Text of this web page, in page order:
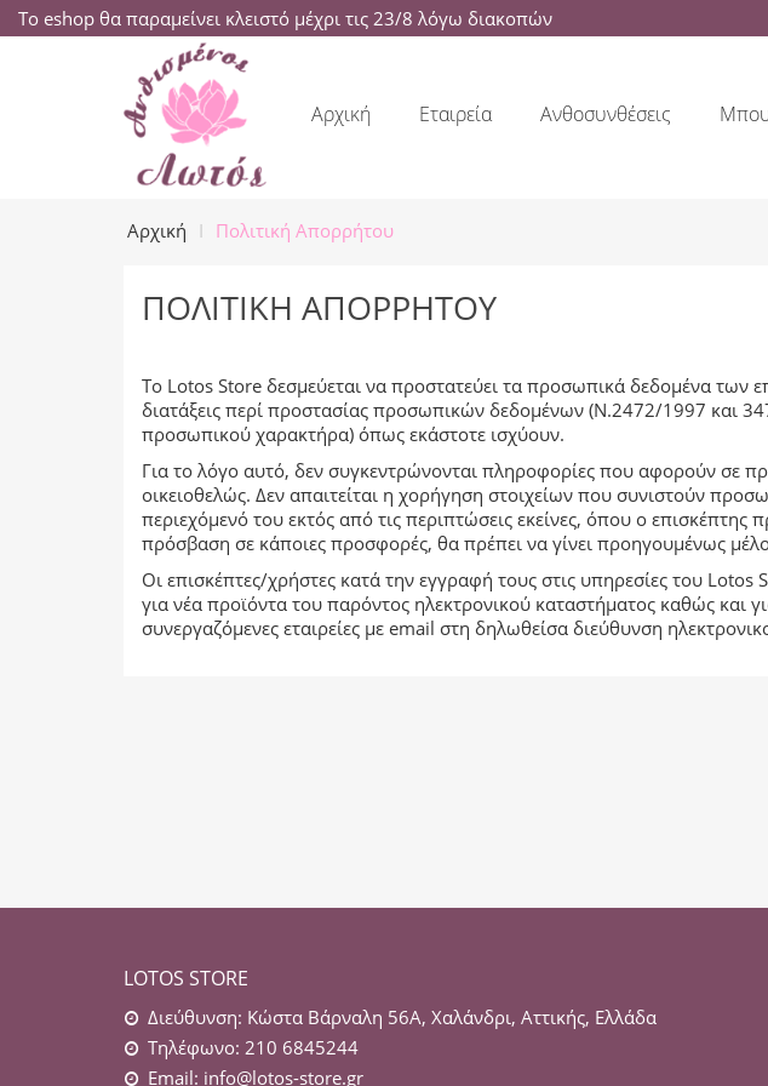
Το eshop θα παραμείνει κλειστό μέχρι τις 23/8 λόγω διακοπών
Αρχική Εταιρεία Ανθοσυνθέσεις
Αρχική Πολιτική Απορρήτου
ΠΟΛΙΤΙΚΉ ΑΠΟΡΡΉΤΟΥ
Το Lotos Store δεσμεύεται να προστατεύει τα προσωπικά δεδομένα των
διατάξεις περί προστασίας προσωπικών δεδομένων (Ν.2472/1997 και
προσωπικού χαρακτήρα) όπως εκάστοτε ισχύουν.
Για το λόγο αυτό, δεν συγκεντρώνονται πληροφορίες που αφορούν σε
οικειοθελώς. Δεν απαιτείται η χορήγηση στοιχείων που συνιστούν
περιεχόμενό του εκτός από τις περιπτώσεις εκείνες, όπου ο
πρόσβαση σε κάποιες προσφορές, θα πρέπει να γίνει προηγουμένως
Οι επισκέπτες/χρήστες κατά την εγγραφή τους στις υπηρεσίες του
για νέα προϊόντα του παρόντος ηλεκτρονικού καταστήματος καθώς και
συνεργαζόμενες εταιρείες με email στη δηλωθείσα διεύθυνση
LOTOS STORE
Διεύθυνση: Κώστα Βάρναλη 56Α, Χαλάνδρι, Αττικής, Ελλάδα
Τηλέφωνο: 210 6845244
Email: info@lotos-store.gr